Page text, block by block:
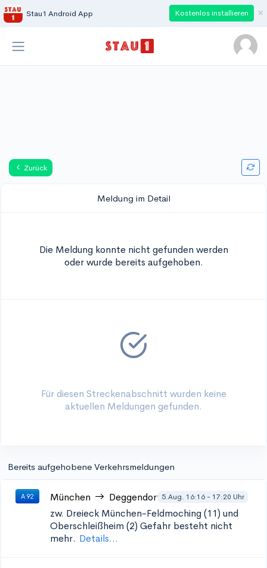
Stau1 Android App Kostenlos installieren ×
Zurück
Meldung im Detail
Die Meldung konnte nicht gefunden werden
oder wurde bereits aufgehoben.
Für diesen Streckenabschnitt wurden keine
aktuellen Meldungen gefunden.
Bereits aufgehobene Verkehrsmeldungen
A 92 München Deggendorf 5.Aug. 16:16 - 17:20 Uhr
zw. Dreieck München-Feldmoching (11) und
Oberschleißheim (2) Gefahr besteht nicht
mehr. Details...